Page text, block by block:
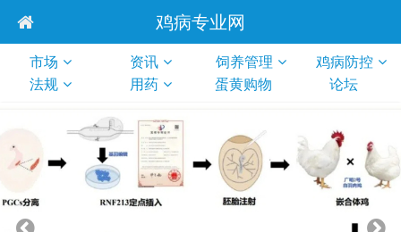
鸡病专业网
市场 资讯 饲养管理
鸡病防控
法规
用药 蛋黄购物 论坛